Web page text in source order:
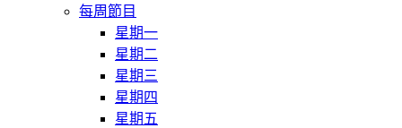
每周節目
星期一
星期二
星期三
星期四
星期五